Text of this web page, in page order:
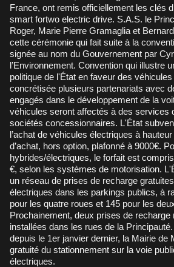
France, ont remis officiellement les clés
smart fortwo electric drive. S.A.S. le
Roger, Marie Pierre Gramaglia et
cette cérémonie qui fait suite à la
signée au nom du Gouvernement par
l’Environnement. Convention qui illustre
politique de l'État en faveur des
concrétisée plusieurs partenariats avec
engagés dans le développement de la
véhicules seront affectés à des services
sociétés concessionnaires. L'État
l’achat de véhicules électriques à
d’achat, hors option, plafonné à 9000€.
hybrides/électriques, le forfait est
€, selon les systèmes de motorisation.
un réseau de prises de recharge
électriques dans les parkings publics, à
pour les quatre roues et 145 pour les
Prochainement, deux prises de recharge
installées dans les rues de la
depuis le 1er janvier dernier, la Mairie de
gratuité du stationnement sur la voie
électriques.